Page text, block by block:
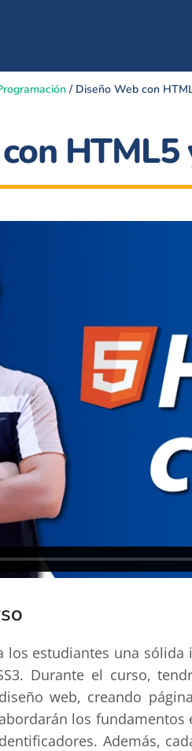
/ Diseño Web con
HTML5
los estudiantes una
Durante el curso,
web, creando
los fundamentos
Además,